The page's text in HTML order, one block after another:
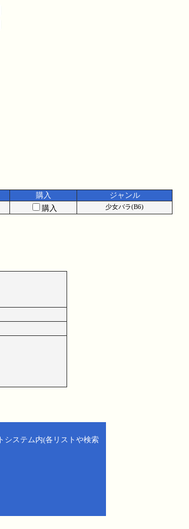
購入
ジャンル
購入 少女バラ(B6)
システム内(各リストや検索